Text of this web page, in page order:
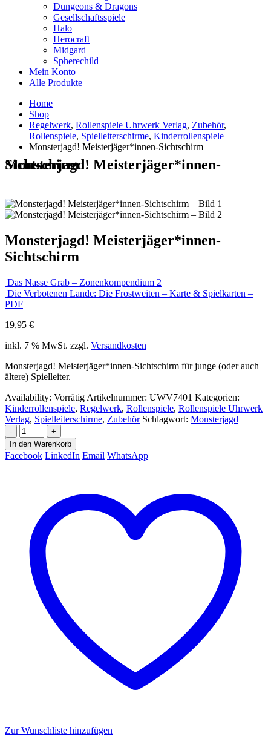
Dungeons & Dragons
Gesellschaftsspiele
Halo
Herocraft
Midgard
Spherechild
Mein Konto
Alle Produkte
Home
Shop
Regelwerk, Rollenspiele Uhrwerk Verlag, Zubehör,
Rollenspiele, Spielleiterschirme, Kinderrollenspiele
Monsterjagd! Meisterjäger*innen-Sichtschirm
Monsterjagd! Meisterjäger*innen-Sichtschirm
Monsterjagd! Meisterjäger*innen-
Sichtschirm
Das Nasse Grab – Zonenkompendium 2
Die Verbotenen Lande: Die Frostweiten – Karte & Spielkarten –
PDF
19,95 €
inkl. 7 % MwSt. zzgl. Versandkosten
Monsterjagd! Meisterjäger*innen-Sichtschirm für junge (oder auch
ältere) Spielleiter.
Availability: Vorrätig Artikelnummer: UWV7401 Kategorien:
Kinderrollenspiele, Regelwerk, Rollenspiele, Rollenspiele Uhrwerk
Verlag, Spielleiterschirme, Zubehör Schlagwort: Monsterjagd
-
+
In den Warenkorb
Facebook LinkedIn Email WhatsApp
Zur Wunschliste hinzufügen